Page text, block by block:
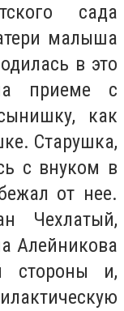
сада
малыша
в это
приеме с
как
Старушка,
с внуком в
от нее.
Чехлатый,
Алейникова
стороны и,